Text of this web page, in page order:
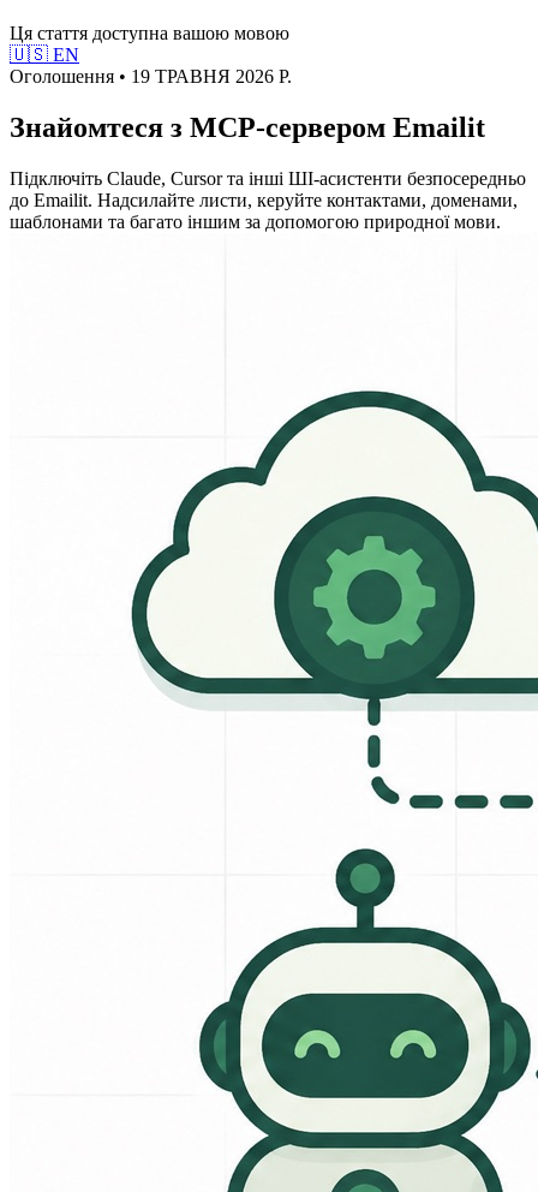
Ця стаття доступна вашою мовою
🇺🇸 EN
Оголошення • 19 ТРАВНЯ 2026 Р.
Знайомтеся з MCP-сервером Emailit
Підключіть Claude, Cursor та інші ШІ-асистенти безпосередньо
до Emailit. Надсилайте листи, керуйте контактами, доменами,
шаблонами та багато іншим за допомогою природної мови.